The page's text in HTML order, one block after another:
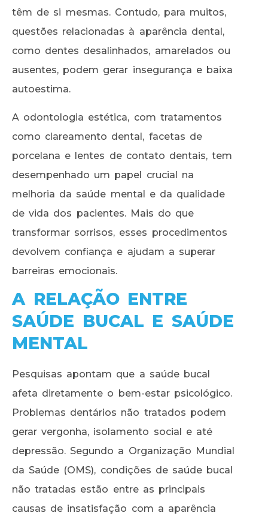
têm de si mesmas. Contudo, para muitos,
questões relacionadas à aparência dental,
como dentes desalinhados, amarelados ou
ausentes, podem gerar insegurança e baixa
autoestima.
A odontologia estética, com tratamentos
como clareamento dental, facetas de
porcelana e lentes de contato dentais, tem
desempenhado um papel crucial na
melhoria da saúde mental e da qualidade
de vida dos pacientes. Mais do que
transformar sorrisos, esses procedimentos
devolvem confiança e ajudam a superar
barreiras emocionais.
A RELAÇÃO ENTRE
SAÚDE BUCAL E SAÚDE
MENTAL
Pesquisas apontam que a saúde bucal
afeta diretamente o bem-estar psicológico.
Problemas dentários não tratados podem
gerar vergonha, isolamento social e até
depressão. Segundo a Organização Mundial
da Saúde (OMS), condições de saúde bucal
não tratadas estão entre as principais
causas de insatisfação com a aparência